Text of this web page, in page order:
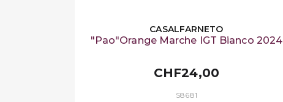
CASALFARNETO
"Pao"Orange Marche IGT Bianco 2024
CHF24,00
S8681